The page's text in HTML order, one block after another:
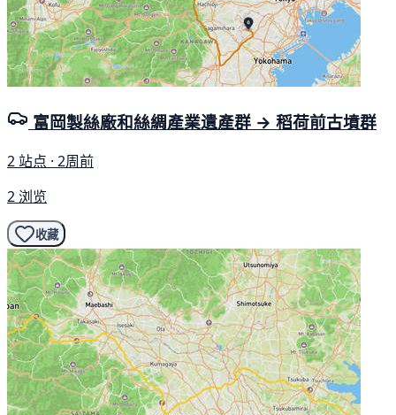
富岡製絲廠和絲綢產業遺產群 → 稻荷前古墳群
2 站点 · 2周前
2 浏览
收藏